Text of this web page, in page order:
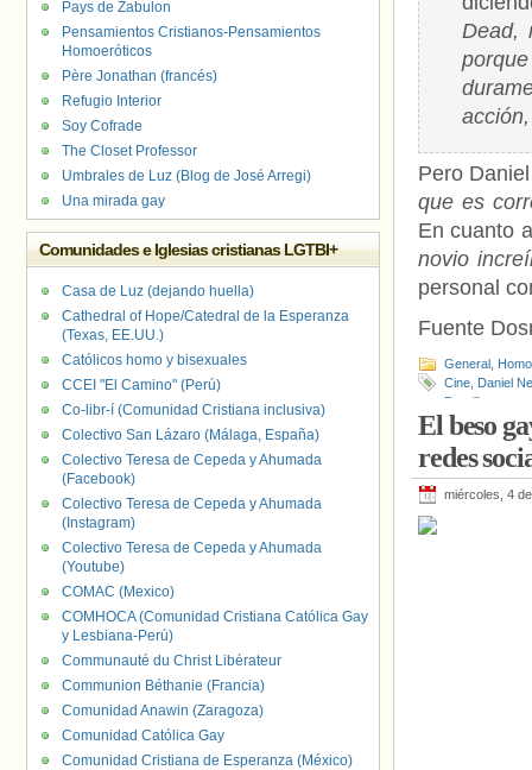
Dead,
Pero
que es
En cuanto
novio
personal
Fuente
General
Cine Daniel
Dead”
El beso
redes
miércoles, 4
Pays de Zabulon
Pensamientos Cristianos-Pensamientos
Homoeróticos
Père Jonathan (francés)
Refugio Interior
Soy Cofrade
The Closet Professor
Umbrales de Luz (Blog de José Arregi)
Una mirada gay
Comunidades e Iglesias cristianas LGTBI+
Casa de Luz (dejando huella)
Cathedral of Hope/Catedral de la Esperanza
(Texas, EE.UU.)
Católicos homo y bisexuales
CCEI "El Camino" (Perú)
Co-libr-í (Comunidad Cristiana inclusiva)
Colectivo San Lázaro (Málaga, España)
Colectivo Teresa de Cepeda y Ahumada
(Facebook)
Colectivo Teresa de Cepeda y Ahumada
(Instagram)
Colectivo Teresa de Cepeda y Ahumada
(Youtube)
COMAC (Mexico)
COMHOCA (Comunidad Cristiana Católica Gay
y Lesbiana-Perú)
Communauté du Christ Libérateur
Communion Béthanie (Francia)
Comunidad Anawin (Zaragoza)
Comunidad Católica Gay
Comunidad Cristiana de Esperanza (México)